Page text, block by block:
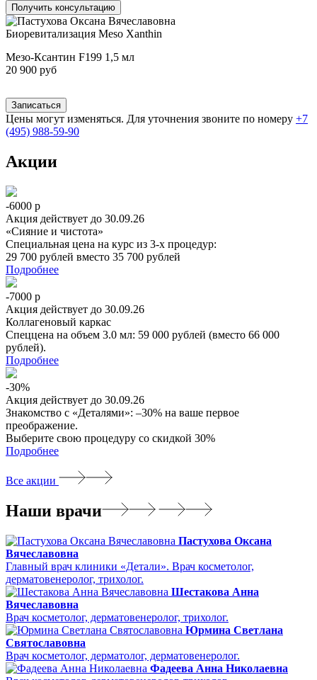
Получить консультацию
Биоревитализация Meso Xanthin
Мезо-Ксантин F199 1,5 мл
20 900 руб
Записаться
Цены могут изменяться. Для уточнения звоните по номеру +7
(495) 988-59-90
Акции
-6000 р
Акция действует до 30.09.26
«Сияние и чистота»
Специальная цена на курс из 3-х процедур:
29 700 рублей вместо 35 700 рублей
Подробнее
-7000 р
Акция действует до 30.09.26
Коллагеновый каркас
Спеццена на объем 3.0 мл: 59 000 рублей (вместо 66 000
рублей).
Подробнее
-30%
Акция действует до 30.09.26
Знакомство с «Деталями»: –30% на ваше первое
преображение.
Выберите свою процедуру со скидкой 30%
Подробнее
Все акции
Наши врачи
Пастухова Оксана
Вячеславовна
Главный врач клиники «Детали». Врач косметолог,
дерматовенеролог, трихолог.
Шестакова Анна
Вячеславовна
Врач косметолог, дерматовенеролог, трихолог.
Юрмина Светлана
Святославовна
Врач косметолог, дерматолог, дерматовенеролог.
Фадеева Анна Николаевна